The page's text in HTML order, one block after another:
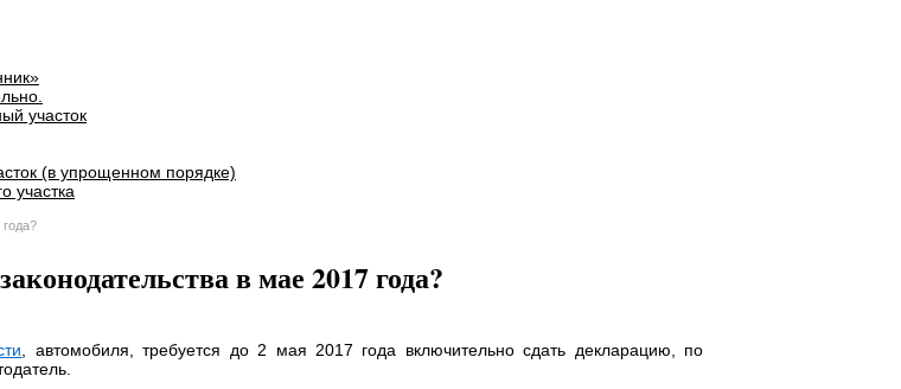
участок
(в упрощенном порядке)
участка
в мае 2017 года?
, автомобиля, требуется до 2 мая 2017 года включительно сдать декларацию, по